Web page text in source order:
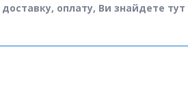
доставку, оплату, Ви знайдете тут